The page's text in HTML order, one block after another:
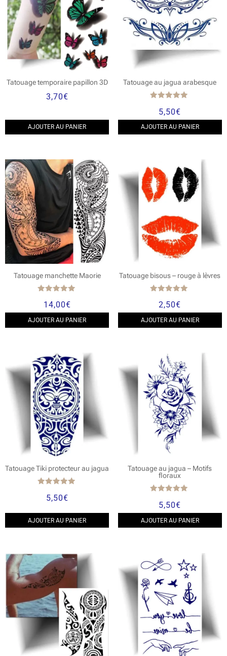
Tatouage temporaire papillon 3D
3,70€
AJOUTER AU PANIER
Tatouage au jagua arabesque
4.83
sur 5
5,50€
AJOUTER AU PANIER
Tatouage manchette Maorie
5.00
sur 5
14,00€
AJOUTER AU PANIER
Tatouage bisous – rouge à lèvres
5.00
sur 5
2,50€
AJOUTER AU PANIER
Tatouage Tiki protecteur au jagua
4.75
sur 5
5,50€
AJOUTER AU PANIER
Tatouage au jagua – Motifs
floraux
5.00
sur 5
5,50€
AJOUTER AU PANIER